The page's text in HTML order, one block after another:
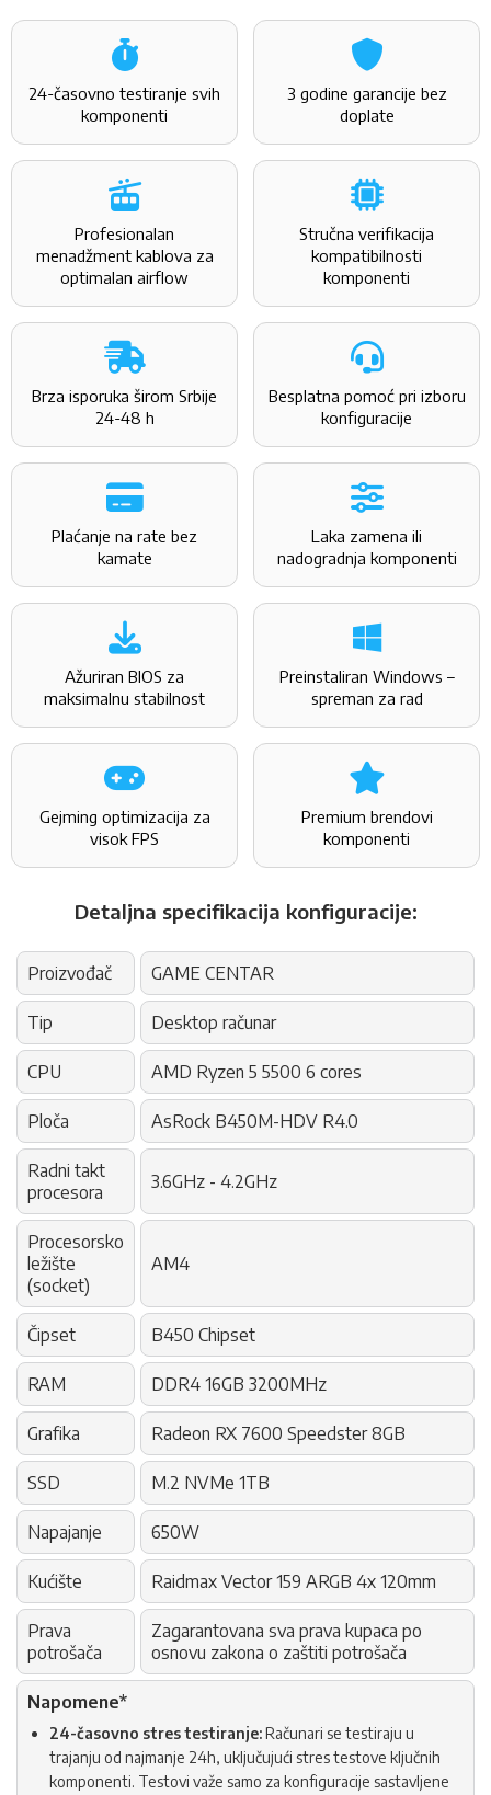
24-časovno testiranje svih
komponenti
3 godine garancije bez
doplate
Profesionalan
menadžment kablova za
optimalan airflow
Stručna verifikacija
kompatibilnosti
komponenti
Brza isporuka širom Srbije
24-48 h
Besplatna pomoć pri izboru
konfiguracije
Plaćanje na rate bez
kamate
Laka zamena ili
nadogradnja komponenti
Ažuriran BIOS za
maksimalnu stabilnost
Preinstaliran Windows –
spreman za rad
Gejming optimizacija za
visok FPS
Premium brendovi
komponenti
Detaljna specifikacija konfiguracije:
Proizvođač GAME CENTAR
Tip Desktop računar
CPU AMD Ryzen 5 5500 6 cores
Ploča AsRock B450M-HDV R4.0
Radni takt
procesora
3.6GHz - 4.2GHz
Procesorsko
ležište
(socket)
AM4
Čipset B450 Chipset
RAM DDR4 16GB 3200MHz
Grafika Radeon RX 7600 Speedster 8GB
SSD M.2 NVMe 1TB
Napajanje 650W
Kućište Raidmax Vector 159 ARGB 4x 120mm
Prava
potrošača
Zagarantovana sva prava kupaca po
osnovu zakona o zaštiti potrošača
Napomene*
24-časovno stres testiranje:Računari se testiraju u
trajanju od najmanje 24h, uključujući stres testove ključnih
komponenti. Testovi važe samo za konfiguracije sastavljene